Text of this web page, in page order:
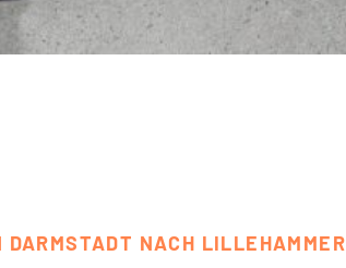
DARMSTADT NACH LILLEHAMMER